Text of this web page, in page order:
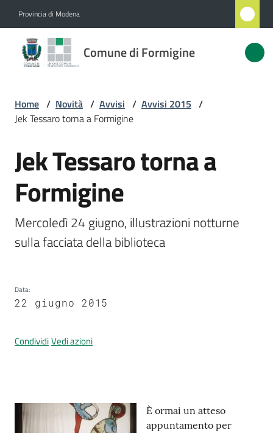
Provincia di Modena
Comune di Formigine
Comune
di
Novità
Servizi
Vivere
Formigine
appuntamenti
l
Home / Novità / Avvisi / Avvisi 2015 /
Jek Tessaro torna a Formigine
Salta al contenuto
Jek Tessaro torna a
Formigine
Mercoledì 24 giugno, illustrazioni notturne
sulla facciata della biblioteca
Data:
22 giugno 2015
CondividiVedi azioni
Contenuto
È ormai un atteso
appuntamento per